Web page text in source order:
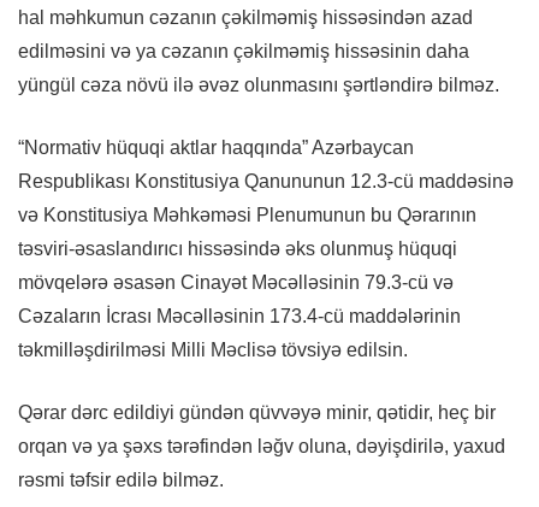
hal məhkumun cəzanın çəkilməmiş hissəsindən azad
edilməsini və ya cəzanın çəkilməmiş hissəsinin daha
yüngül cəza növü ilə əvəz olunmasını şərtləndirə bilməz.
“Normativ hüquqi aktlar haqqında” Azərbaycan
Respublikası Konstitusiya Qanununun 12.3-cü maddəsinə
və Konstitusiya Məhkəməsi Plenumunun bu Qərarının
təsviri-əsaslandırıcı hissəsində əks olunmuş hüquqi
mövqelərə əsasən Cinayət Məcəlləsinin 79.3-cü və
Cəzaların İcrası Məcəlləsinin 173.4-cü maddələrinin
təkmilləşdirilməsi Milli Məclisə tövsiyə edilsin.
Qərar dərc edildiyi gündən qüvvəyə minir, qətidir, heç bir
orqan və ya şəxs tərəfindən ləğv oluna, dəyişdirilə, yaxud
rəsmi təfsir edilə bilməz.